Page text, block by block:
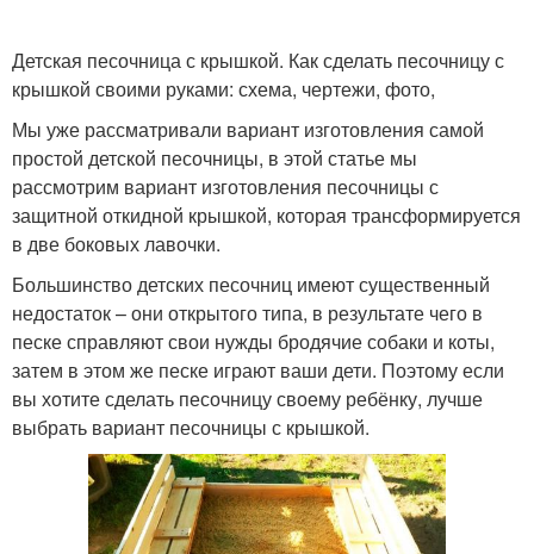
Детская песочница с крышкой. Как сделать песочницу с
крышкой своими руками: схема, чертежи, фото,
Мы уже рассматривали вариант изготовления самой
простой детской песочницы, в этой статье мы
рассмотрим вариант изготовления песочницы с
защитной откидной крышкой, которая трансформируется
в две боковых лавочки.
Большинство детских песочниц имеют существенный
недостаток – они открытого типа, в результате чего в
песке справляют свои нужды бродячие собаки и коты,
затем в этом же песке играют ваши дети. Поэтому если
вы хотите сделать песочницу своему ребёнку, лучше
выбрать вариант песочницы с крышкой.